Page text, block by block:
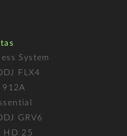
System
FLX4
912A
GRV6
HD 25